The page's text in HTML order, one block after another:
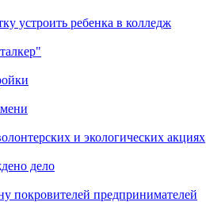
устроить ребенка в колледж
и экологических акциях
дело
покровителей предпринимателей